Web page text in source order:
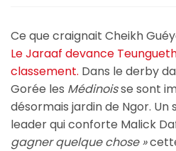
Ce que craignait Cheikh
Le Jaraaf devance
classement. Dans le derby
Gorée les Médinoisse sont
désormais jardin de Ngor.
leader qui conforte Malick
gagner quelque chose »